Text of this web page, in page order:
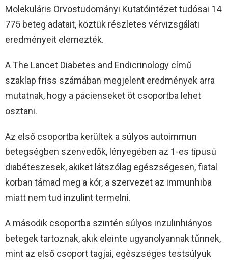
Molekuláris Orvostudományi Kutatóintézet tudósai 14
775 beteg adatait, köztük részletes vérvizsgálati
eredményeit elemezték.
A The Lancet Diabetes and Endicrinology című
szaklap friss számában megjelent eredmények arra
mutatnak, hogy a pácienseket öt csoportba lehet
osztani.
Az első csoportba kerültek a súlyos autoimmun
betegségben szenvedők, lényegében az 1-es típusú
diabéteszesek, akiket látszólag egészségesen, fiatal
korban támad meg a kór, a szervezet az immunhiba
miatt nem tud inzulint termelni.
A második csoportba szintén súlyos inzulinhiányos
betegek tartoznak, akik eleinte ugyanolyannak tűnnek,
mint az első csoport tagjai, egészséges testsúlyuk